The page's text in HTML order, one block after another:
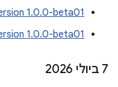
1.0.0-beta01
1.0.0-beta01
‫7 ביולי 2026